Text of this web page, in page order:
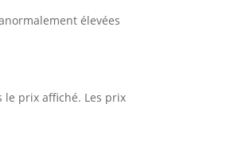
élevées
le prix affiché. Les prix